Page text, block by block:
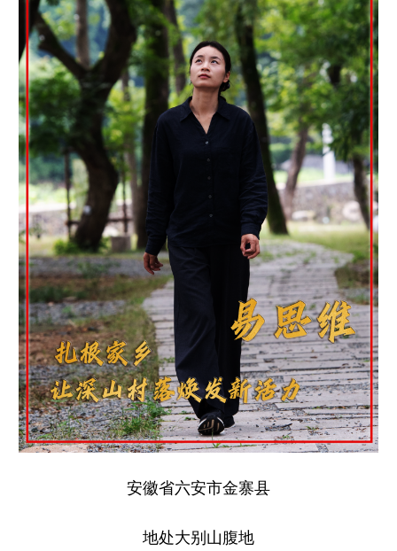
访谈 视频 图片 政务
法律 中央文件 金融 汽车
食品 人居 信息化 数字经济
学术中国 乡村振兴 银龄 溯源中国
城市 旅游 会展
彩票 时尚 悦读
公益 一带一路 亚太网 上市公司
文化产业
地方频道
北京 天津 河北 山西
辽宁 吉林 上海 江苏
浙江 安徽 福建 江西
河南 湖北
广西 海南
安徽省六安市金寨县
地处大别山腹地